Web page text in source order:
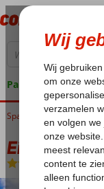
Pakketgarantie
Home
Spanje Balearen
Eix Lagotel
Logies en